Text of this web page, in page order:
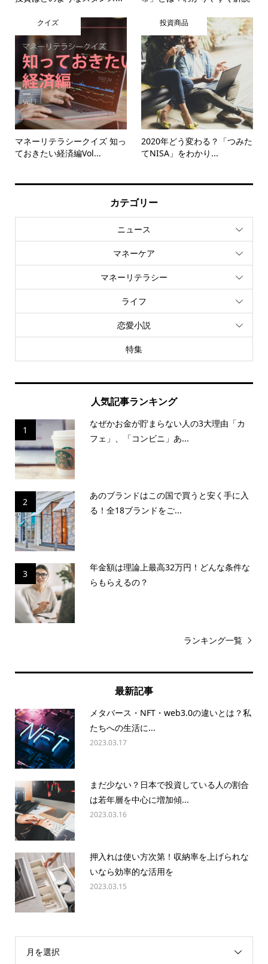
クイズ
マネーリテラシークイズ 知っ
ておきたい経済編Vol...
投資商品
2020年どう変わる？「つみた
てNISA」をわかり...
カテゴリー
ニュース
マネーケア
マネーリテラシー
ライフ
恋愛小説
特集
人気記事ランキング
1
なぜかお金が貯まらない人の3大理由「カ
フェ」、「コンビニ」あ...
2
あのブランドはこの国で買うと安く手に入
る！全18ブランドをご...
3
年金額は理論上最高32万円！どんな条件な
らもらえるの？
ランキング一覧
最新記事
メタバース・NFT・web3.0の違いとは？私
たちへの生活に...
2023.03.17
まだ少ない？日本で投資している人の割合
は若年層を中心に増加傾...
2023.03.16
押入れは使い方次第！収納率を上げられな
いなら効率的な活用を
2023.03.15
月を選択